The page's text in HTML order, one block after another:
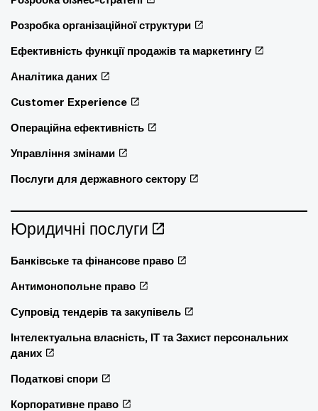
Розробка організаційної структури
Ефективність функції продажів та маркетингу
Аналітика даних
Customer Experience
Операційна ефективність
Управління змінами
Послуги для державного сектору
Юридичні послуги
Банківське та фінансове право
Антимонопольне право
Супровід тендерів та закупівель
Інтелектуальна власність, ІТ та Захист персональних
даних
Податкові спори
Корпоративне право